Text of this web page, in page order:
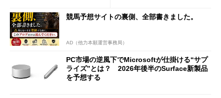
競馬予想サイトの裏側、全部書きました。
AD（他力本願運営事務局）
PC市場の逆風下でMicrosoftが仕掛ける“サプ
ライズ”とは？ 2026年後半のSurface新製品
を予想する